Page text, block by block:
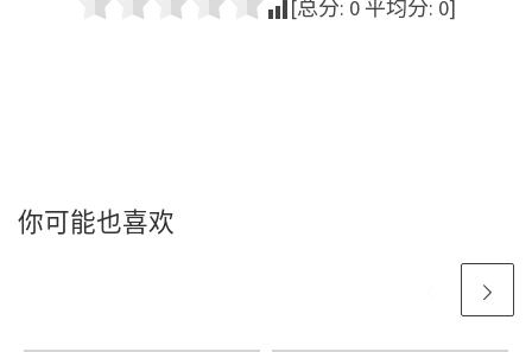
[总分: 0 平均分: 0]
你可能也喜欢